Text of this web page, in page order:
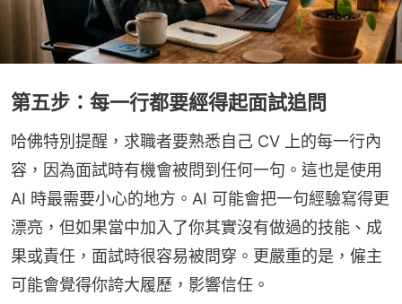
第五步：每一行都要經得起面試追問
哈佛特別提醒，求職者要熟悉自己 CV 上的每一行內
容，因為面試時有機會被問到任何一句。這也是使用
AI 時最需要小心的地方。AI 可能會把一句經驗寫得更
漂亮，但如果當中加入了你其實沒有做過的技能、成
果或責任，面試時很容易被問穿。更嚴重的是，僱主
可能會覺得你誇大履歷，影響信任。